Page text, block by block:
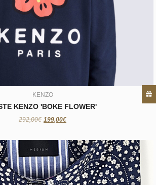
KENZO
KENZO 'BOKE FLOWER'
292,00€ 199,00€
KENZO
KENZO 'BOKE FLOWER'
199,00€